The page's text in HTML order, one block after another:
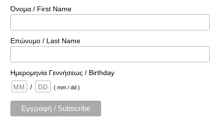
Όνομα / First Name
Επώνυμο / Last Name
Ημερομηνία Γεννήσεως / Birthday
/
( mm / dd )